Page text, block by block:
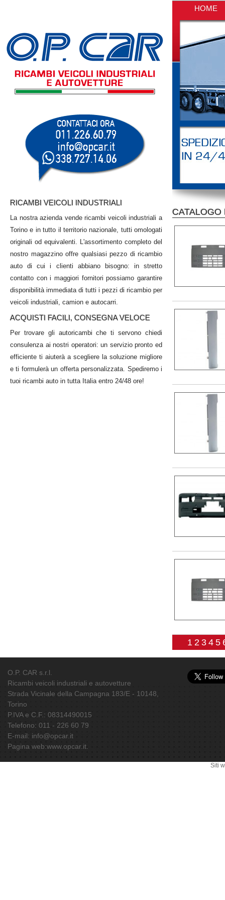
RICAMBI VEICOLI INDUSTRIALI
La nostra azienda vende ricambi veicoli industriali a
Torino e in tutto il territorio nazionale, tutti omologati
originali od equivalenti. L'assortimento completo del
nostro magazzino offre qualsiasi pezzo di ricambio
auto di cui i clienti abbiano bisogno: in stretto
contatto con i maggiori fornitori possiamo garantire
disponibilità immediata di tutti i pezzi di ricambio per
veicoli industriali, camion e autocarri.
ACQUISTI FACILI, CONSEGNA VELOCE
Per trovare gli autoricambi che ti servono chiedi
consulenza ai nostri operatori: un servizio pronto ed
efficiente ti aiuterà a scegliere la soluzione migliore
e ti formulerà un offerta personalizzata. Spediremo i
tuoi ricambi auto in tutta Italia entro 24/48 ore!
HOME
1 2 3 4 5
O.P. CAR s.r.l.
Ricambi veicoli industriali e autovetture
Strada Vicinale della Campagna 183/E - 10148
Torino
P.IVA e C.F.: 08314490015
Telefono: 011 - 226 60 79
E-mail: info@opcar.it
Pagina web:www.opcar.it
Siti